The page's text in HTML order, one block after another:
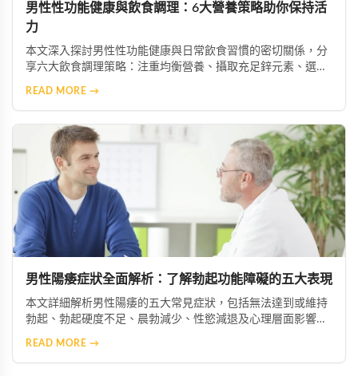
男性性功能健康與飲食調理：6大營養策略助你保持活
力
本文深入探討男性性功能健康與日常飲食習慣的密切關係，分
享六大飲食調理策略：注重均衡營養、攝取充足鋅元素、選擇
READ MORE →
男性陽痿症狀全面解析：了解勃起功能障礙的五大表現
本文詳細解析男性陽痿的五大常見症狀，包括無法達到或維持
勃起、勃起硬度不足、晨勃減少、性慾減退及心理層面影響。
READ MORE →